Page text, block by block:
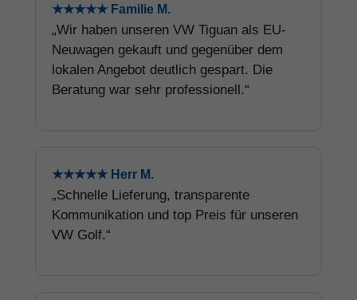
★★★★★ Familie M.
„Wir haben unseren VW Tiguan als EU-
Neuwagen gekauft und gegenüber dem
lokalen Angebot deutlich gespart. Die
Beratung war sehr professionell.“
★★★★★ Herr M.
„Schnelle Lieferung, transparente
Kommunikation und top Preis für unseren
VW Golf.“